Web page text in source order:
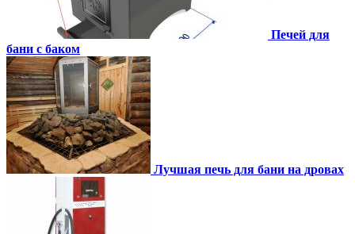
Печей для
бани с баком
Лучшая печь для бани на дровах